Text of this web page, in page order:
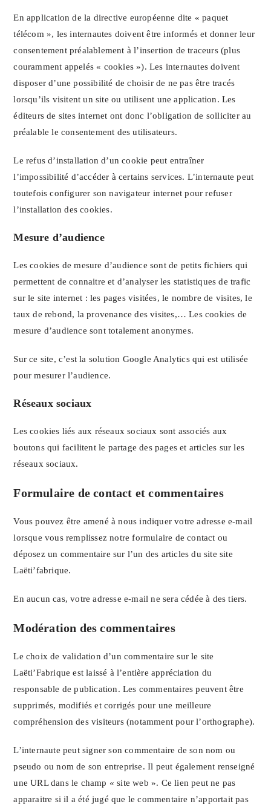
En application de la directive européenne dite « paquet
télécom », les internautes doivent être informés et donner leur
consentement préalablement à l’insertion de traceurs (plus
couramment appelés « cookies »). Les internautes doivent
disposer d’une possibilité de choisir de ne pas être tracés
lorsqu’ils visitent un site ou utilisent une application. Les
éditeurs de sites internet ont donc l’obligation de solliciter au
préalable le consentement des utilisateurs.
Le refus d’installation d’un cookie peut entraîner
l’impossibilité d’accéder à certains services. L’internaute peut
toutefois configurer son navigateur internet pour refuser
l’installation des cookies.
Mesure d’audience
Les cookies de mesure d’audience sont de petits fichiers qui
permettent de connaitre et d’analyser les statistiques de trafic
sur le site internet : les pages visitées, le nombre de visites, le
taux de rebond, la provenance des visites,… Les cookies de
mesure d’audience sont totalement anonymes.
Sur ce site, c’est la solution Google Analytics qui est utilisée
pour mesurer l’audience.
Réseaux sociaux
Les cookies liés aux réseaux sociaux sont associés aux
boutons qui facilitent le partage des pages et articles sur les
réseaux sociaux.
Formulaire de contact et commentaires
Vous pouvez être amené à nous indiquer votre adresse e-mail
lorsque vous remplissez notre formulaire de contact ou
déposez un commentaire sur l’un des articles du site site
Laëti’fabrique.
En aucun cas, votre adresse e-mail ne sera cédée à des tiers.
Modération des commentaires
Le choix de validation d’un commentaire sur le site
Laëti’Fabrique est laissé à l’entière appréciation du
responsable de publication. Les commentaires peuvent être
supprimés, modifiés et corrigés pour une meilleure
compréhension des visiteurs (notamment pour l’orthographe).
L’internaute peut signer son commentaire de son nom ou
pseudo ou nom de son entreprise. Il peut également renseigné
une URL dans le champ « site web ». Ce lien peut ne pas
apparaitre si il a été jugé que le commentaire n’apportait pas